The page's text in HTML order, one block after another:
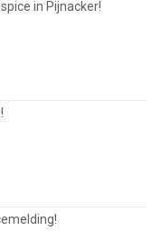
in Pijnacker!